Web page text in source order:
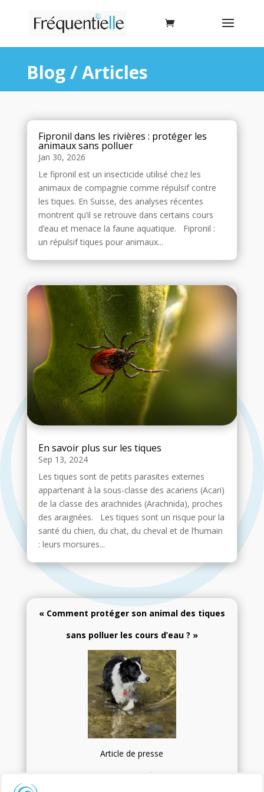
Blog / Articles
Fipronil dans les rivières : protéger les
animaux sans polluer
Jan 30, 2026
Le fipronil est un insecticide utilisé chez les
animaux de compagnie comme répulsif contre
les tiques. En Suisse, des analyses récentes
montrent qu’il se retrouve dans certains cours
d’eau et menace la faune aquatique. Fipronil :
un répulsif tiques pour animaux...
En savoir plus sur les tiques
Sep 13, 2024
Les tiques sont de petits parasites externes
appartenant à la sous-classe des acariens (Acari)
de la classe des arachnides (Arachnida), proches
des araignées. Les tiques sont un risque pour la
santé du chien, du chat, du cheval et de l’humain
: leurs morsures...
« Comment protéger son animal des tiques
sans polluer les cours d’eau ? »
Article de presse
Terre & Nature, Oriane Kleiner, mai 2026